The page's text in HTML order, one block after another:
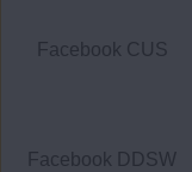
Facebook CUS
Facebook DDSW